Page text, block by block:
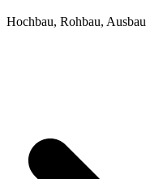
Hochbau, Rohbau, Ausbau